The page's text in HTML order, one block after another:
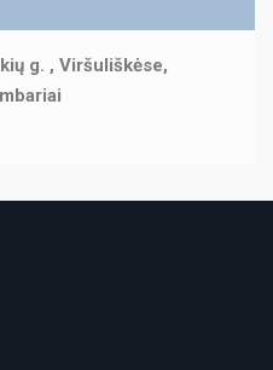
g. , Viršuliškėse,